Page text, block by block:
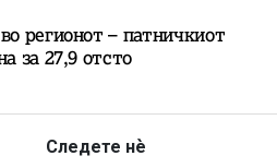
регионот – патничкиот
за 27,9 отсто
Следете нѐ